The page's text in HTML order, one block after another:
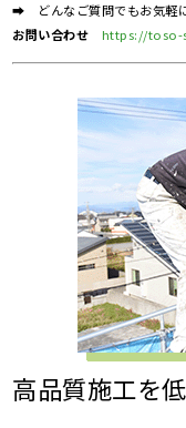
➡ どんなご質問でもお気軽
お問い合わせ
https://
高品質施工を